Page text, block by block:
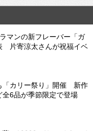
マンの新フレーバー「ガ
片寄涼太さんが祝福イベ
「カリー祭り」開催 新作
6品が季節限定で登場